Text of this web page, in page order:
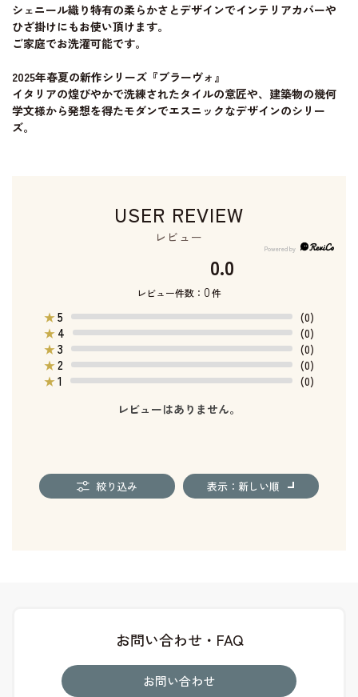
シェニール織り特有の柔らかさとデザインでインテリアカバーや
ひざ掛けにもお使い頂けます。
ご家庭でお洗濯可能です。
2025年春夏の新作シリーズ『ブラーヴォ』
イタリアの煌びやかで洗練されたタイルの意匠や、建築物の幾何
学文様から発想を得たモダンでエスニックなデザインのシリー
ズ。
USER REVIEW
レビュー
0.0
レビュー件数： 0件
★5
(0)
★ 4
(0)
★3
(0)
★2
(0)
★1
(0)
レビューはありません。
絞り込み 表示：新しい順
お問い合わせ・FAQ
お問い合わせ